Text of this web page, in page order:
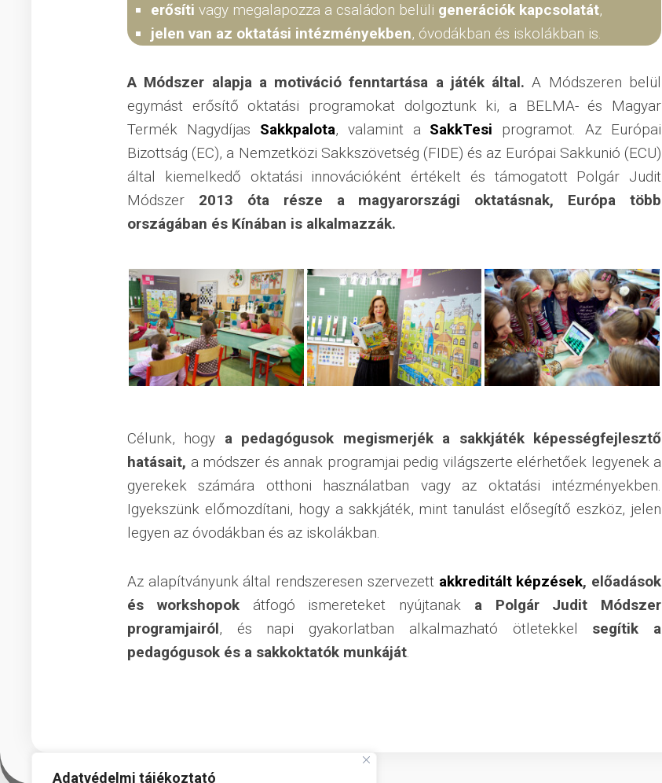
Adatvédelmi tájékoztató
erősíti vagy megalapozza a családon belüli generációk kapcsolatát,
jelen van az oktatási intézményekben, óvodákban és iskolákban is.
A Módszer alapja a motiváció fenntartása a játék által. A Módszeren belül
egymást erősítő oktatási programokat dolgoztunk ki, a BELMA- és Magyar
Termék Nagydíjas Sakkpalota, valamint a SakkTesi
programot. Az Európai
Bizottság (EC), a Nemzetközi Sakkszövetség (FIDE) és az Európai Sakkunió (ECU)
által kiemelkedő oktatási innovációként értékelt és támogatott Polgár Judit
Módszer 2013 óta része a magyarországi oktatásnak, Európa több
országában és Kínában is alkalmazzák.
Célunk, hogy a pedagógusok megismerjék a sakkjáték képességfejlesztő
hatásait, a módszer és annak programjai pedig világszerte elérhetőek legyenek a
gyerekek számára otthoni használatban vagy az oktatási intézményekben.
Igyekszünk előmozdítani, hogy a sakkjáték, mint tanulást elősegítő eszköz, jelen
legyen az óvodákban és az iskolákban.
Az alapítványunk ​által rendszeresen szervezett ​ akkreditált képzések, előadások
és workshopok átfogó ismereteket nyújtanak a Polgár Judit Módszer
programjairól, és napi gyakorlatban alkalmazható ötletekkel segítik a
pedagógusok és a sakkoktatók munkáját.